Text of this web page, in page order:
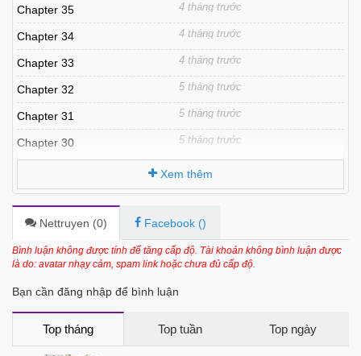
Chapter 35 4 tháng trước
Chapter 34 4 tháng trước
Chapter 33 4 tháng trước
Chapter 32 5 tháng trước
Chapter 31 5 tháng trước
Chapter 30 5 tháng trước
Chapter 28 6 tháng trước
Chapter 27 6 tháng trước
Chapter 26 6 tháng trước
6 tháng trước
Chapter 23 6 tháng trước
Xem thêm
Nettruyen (0) Facebook ()
Bình luận không được tính để tăng cấp độ. Tài khoản không bình luận được
là do: avatar nhạy cảm, spam link hoặc chưa đủ cấp độ.
Bạn cần đăng nhập để bình luận
Top tháng Top tuần Top ngày